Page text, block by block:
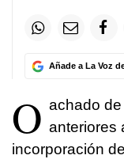
Añade a La Voz
O achado
anteriores
incorporación